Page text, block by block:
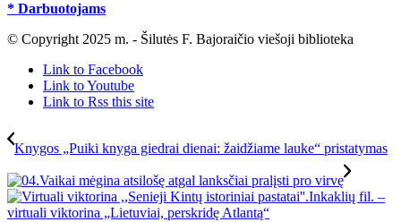
* Darbuotojams
© Copyright 2025 m. - Šilutės F. Bajoraičio viešoji biblioteka
Link to Facebook
Link to Youtube
Link to Rss this site
Knygos „Puiki knyga giedrai dienai: žaidžiame lauke“ pristatymas
Inkaklių fil. –
virtuali viktorina „Lietuviai, perskridę Atlantą“